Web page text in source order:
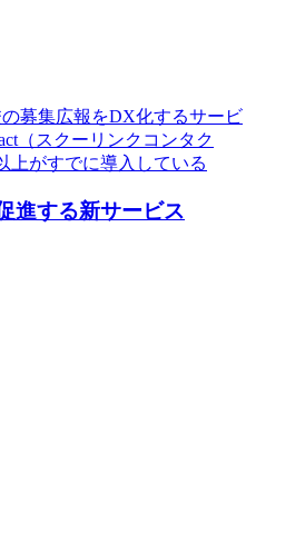
進する新サービス